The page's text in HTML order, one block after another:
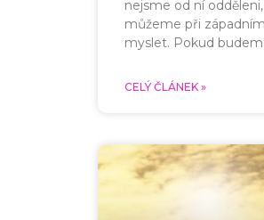
nejsme od ní
můžeme při
myslet. Pokud
CELÝ ČLÁNEK »